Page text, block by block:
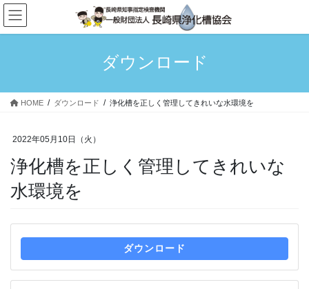
ダウンロード
HOME ダウンロード 浄化槽を正しく管理してきれいな水環境を
2022年05月10日（火）
浄化槽を正しく管理してきれいな
水環境を
ダウンロード